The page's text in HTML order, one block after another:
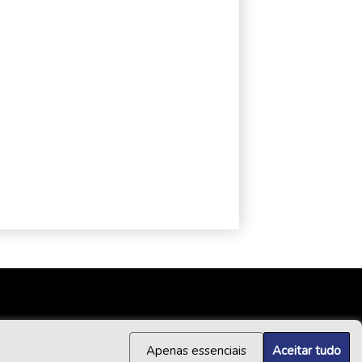
Apenas essenciais Aceitar tudo